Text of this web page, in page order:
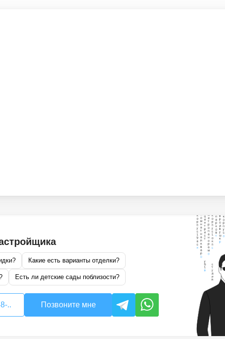
Какие есть варианты отделки?
Есть ли детские сады поблизости?
.. Позвоните мне